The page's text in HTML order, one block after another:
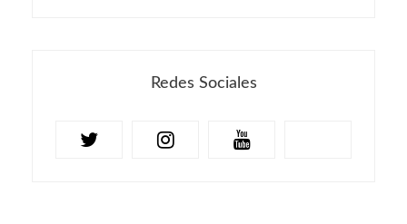
Redes Sociales